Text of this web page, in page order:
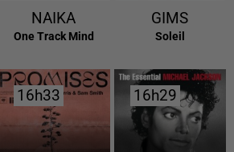
NAIKA
One Track Mind
GIMS
Soleil
16h33
16h33 16h29
16h29